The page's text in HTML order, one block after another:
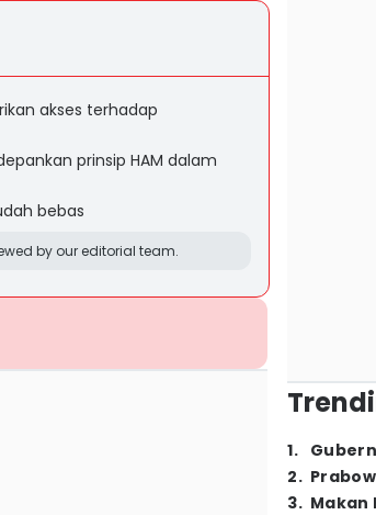
akses terhadap
prinsip HAM dalam
bebas
by our editorial team.
1.
2.
3. Makan